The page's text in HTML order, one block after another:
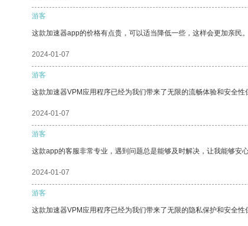
游客
这款加速器app的价格有点贵，可以适当降低一些，这样会更加亲民。
2024-01-07
游客
这款加速器VPM应用程序已经为我们带来了无限的流畅体验和安全性
2024-01-07
游客
这款app的客服非常专业，遇到问题总是能够及时解决，让我能够安心
2024-01-07
游客
这款加速器VPM应用程序已经为我们带来了无限的隐私保护和安全性